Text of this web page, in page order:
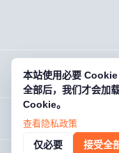
本站使用必要
全部后，我们才会加
Cookie。
查看隐私政策
仅必要 接受全
【2023.6.22】【天龙八
回复 ·2,604
关于